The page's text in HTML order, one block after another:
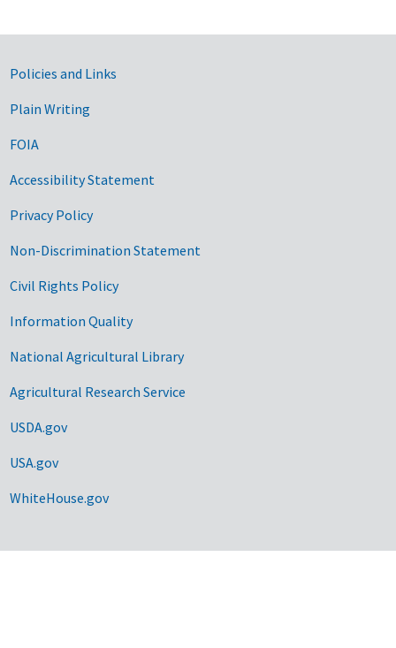
Government Links
Policies and Links
Plain Writing
FOIA
Accessibility Statement
Privacy Policy
Non-Discrimination Statement
Civil Rights Policy
Information Quality
National Agricultural Library
Agricultural Research Service
USDA.gov
USA.gov
WhiteHouse.gov